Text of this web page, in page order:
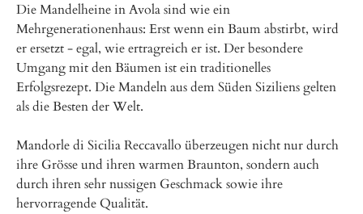
Die Mandelheine in Avola sind wie ein
Mehrgenerationenhaus: Erst wenn ein Baum abstirbt, wird
er ersetzt - egal, wie ertragreich er ist. Der besondere
Umgang mit den Bäumen ist ein traditionelles
Erfolgsrezept. Die Mandeln aus dem Süden Siziliens gelten
als die Besten der Welt.
Mandorle di Sicilia Reccavallo überzeugen nicht nur durch
ihre Grösse und ihren warmen Braunton, sondern auch
durch ihren sehr nussigen Geschmack sowie ihre
hervorragende Qualität.